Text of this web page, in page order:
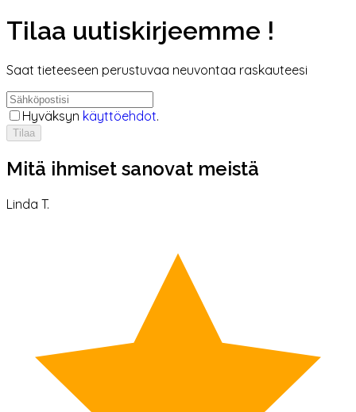
Tilaa uutiskirjeemme !
Saat tieteeseen perustuvaa neuvontaa raskauteesi
Hyväksyn käyttöehdot.
Tilaa
Mitä ihmiset sanovat meistä
Linda T.